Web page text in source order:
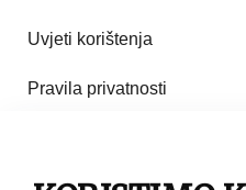
Uvjeti korištenja
Pravila privatnosti